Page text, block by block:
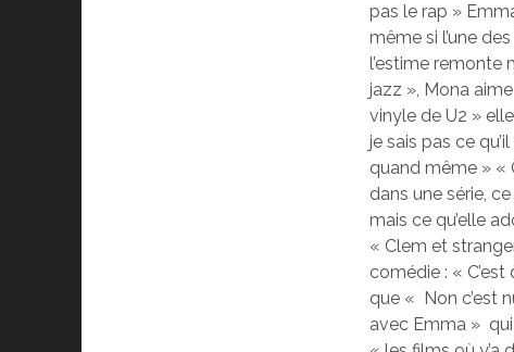
pas le rap »
même si l’une
l’estime remonte
jazz », Mona
vinyle de U2 »
je sais pas ce
quand même » «
dans une série,
mais ce qu’elle
« Clem et
comédie : «
que « Non c’est
avec Emma » qui